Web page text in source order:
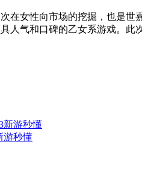
在女性向市场的挖掘，也是
人气和口碑的乙女系游戏。
游秒懂